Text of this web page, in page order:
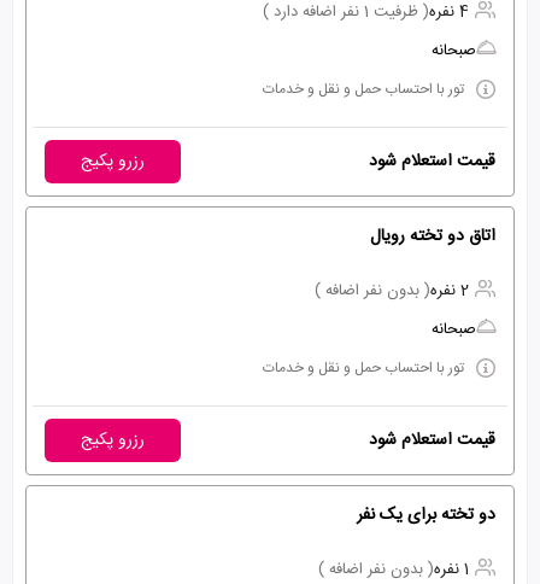
4 نفره
( ظرفیت 1 نفر اضافه دارد )
صبحانه
تور با احتساب حمل و نقل و خدمات
قیمت استعلام شود رزرو پکیج
اتاق دو تخته رویال
2 نفره
( بدون نفر اضافه )
صبحانه
تور با احتساب حمل و نقل و خدمات
قیمت استعلام شود رزرو پکیج
دو تخته برای یک نفر
1 نفره
( بدون نفر اضافه )